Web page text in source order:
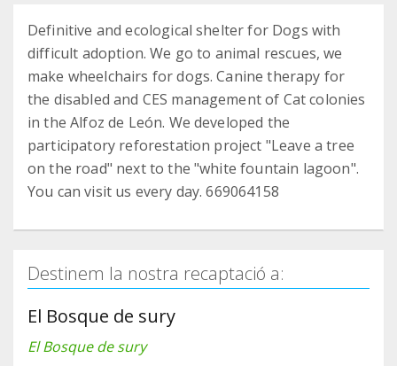
Definitive and ecological shelter for Dogs with
difficult adoption. We go to animal rescues, we
make wheelchairs for dogs. Canine therapy for
the disabled and CES management of Cat colonies
in the Alfoz de León. We developed the
participatory reforestation project "Leave a tree
on the road" next to the "white fountain lagoon".
You can visit us every day. 669064158
Destinem la nostra recaptació a:
El Bosque de sury
El Bosque de sury